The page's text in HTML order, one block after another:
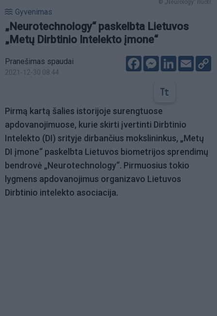
© „Neurology" nuotr.
Gyvenimas
„Neurotechnology“ paskelbta Lietuvos
„Metų Dirbtinio Intelekto įmone“
Pranešimas spaudai
2021-12-30 08:44
FacebookMessenger
LinkedIn
Email
Pirmą kartą šalies istorijoje surengtuose
apdovanojimuose, kurie skirti įvertinti Dirbtinio
Intelekto (DI) srityje dirbančius mokslininkus, „Metų
DI įmone“ paskelbta Lietuvos biometrijos sprendimų
bendrovė „Neurotechnology“. Pirmuosius tokio
lygmens apdovanojimus organizavo Lietuvos
Dirbtinio intelekto asociacija.